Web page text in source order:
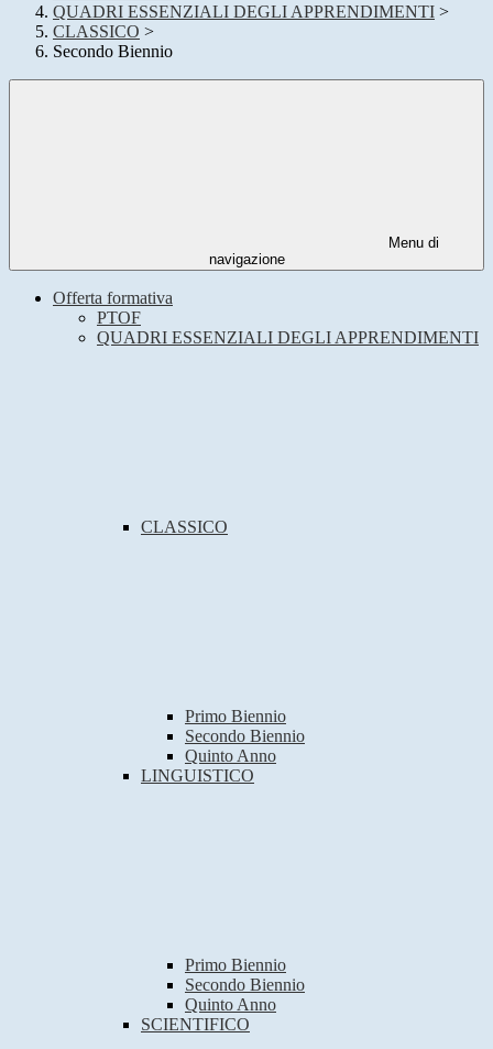
QUADRI ESSENZIALI DEGLI APPRENDIMENTI >
CLASSICO >
Secondo Biennio
Menu di
navigazione
Offerta formativa
PTOF
QUADRI ESSENZIALI DEGLI APPRENDIMENTI
CLASSICO
Primo Biennio
Secondo Biennio
Quinto Anno
LINGUISTICO
Primo Biennio
Secondo Biennio
Quinto Anno
SCIENTIFICO